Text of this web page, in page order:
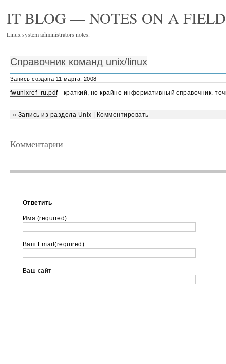
IT BLOG — NOTES ON A
Linux system administrators notes.
Справочник команд unix/linux
Запись создана 11 марта, 2008
fwunixref_ru.pdf– краткий, но крайне информативный справочник.
» Запись из раздела Unix Комментировать
Комментарии
Ответить
Имя (required)
Ваш Email(required)
Ваш сайт